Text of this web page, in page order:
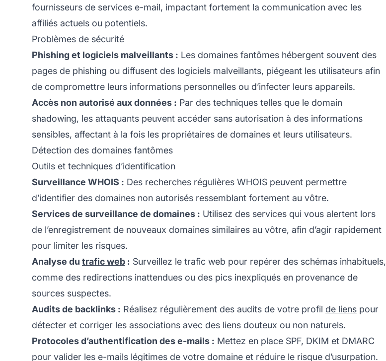
fournisseurs de services e-mail, impactant fortement la communication avec les
affiliés actuels ou potentiels.
Problèmes de sécurité
Phishing et logiciels malveillants : Les domaines fantômes hébergent souvent des
pages de phishing ou diffusent des logiciels malveillants, piégeant les utilisateurs afin
de compromettre leurs informations personnelles ou d’infecter leurs appareils.
Accès non autorisé aux données : Par des techniques telles que le domain
shadowing, les attaquants peuvent accéder sans autorisation à des informations
sensibles, affectant à la fois les propriétaires de domaines et leurs utilisateurs.
Détection des domaines fantômes
Outils et techniques d’identification
Surveillance WHOIS : Des recherches régulières WHOIS peuvent permettre
d’identifier des domaines non autorisés ressemblant fortement au vôtre.
Services de surveillance de domaines : Utilisez des services qui vous alertent lors
de l’enregistrement de nouveaux domaines similaires au vôtre, afin d’agir rapidement
pour limiter les risques.
Analyse du trafic web : Surveillez le trafic web pour repérer des schémas inhabituels,
comme des redirections inattendues ou des pics inexpliqués en provenance de
sources suspectes.
Audits de backlinks : Réalisez régulièrement des audits de votre profil de liens pour
détecter et corriger les associations avec des liens douteux ou non naturels.
Protocoles d’authentification des e-mails : Mettez en place SPF, DKIM et DMARC
pour valider les e-mails légitimes de votre domaine et réduire le risque d’usurpation.